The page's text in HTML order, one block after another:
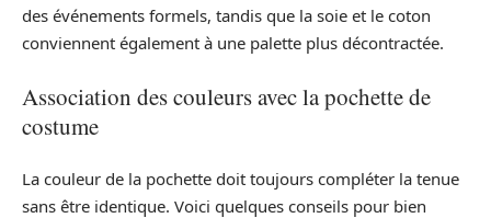
des événements formels, tandis que la soie et le coton
conviennent également à une palette plus décontractée.
Association des couleurs avec la pochette de
costume
La couleur de la pochette doit toujours compléter la tenue
sans être identique. Voici quelques conseils pour bien